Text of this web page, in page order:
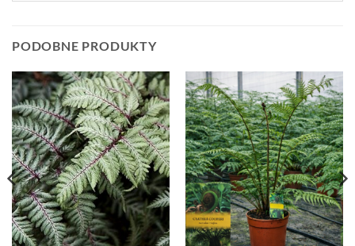
PODOBNE PRODUKTY